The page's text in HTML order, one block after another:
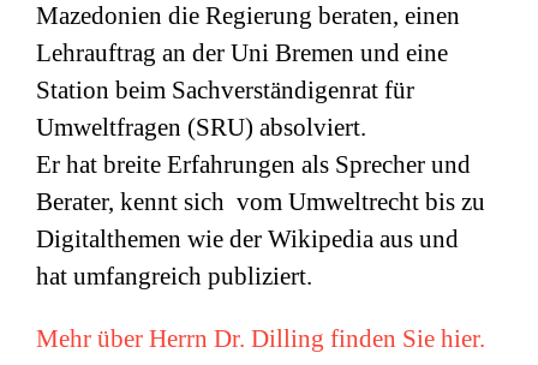
Mazedonien die Regierung beraten, einen
Lehrauftrag an der Uni Bremen und eine
Station beim Sachverständigenrat für
Umweltfragen (SRU) absolviert.
Er hat breite Erfahrungen als Sprecher und
Berater, kennt sich vom Umweltrecht bis zu
Digitalthemen wie der Wikipedia aus und
hat umfangreich publiziert.
Mehr über Herrn Dr. Dilling finden Sie hier.